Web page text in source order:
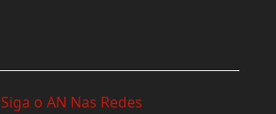
Siga o AN Nas Redes